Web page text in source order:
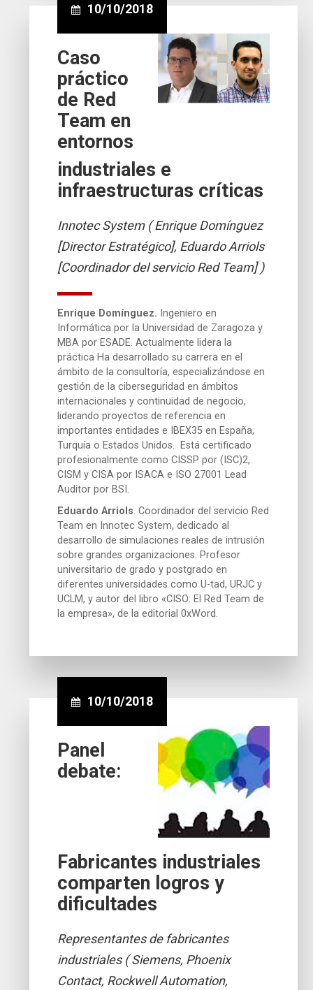
10/10/2018
Caso
práctico
de Red
Team en
entornos
industriales e
infraestructuras críticas
Innotec System ( Enrique Domínguez
[Director Estratégico], Eduardo Arriols
[Coordinador del servicio Red Team] )
Enrique Domínguez. Ingeniero en
Informática por la Universidad de Zaragoza y
MBA por ESADE. Actualmente lidera la
práctica Ha desarrollado su carrera en el
ámbito de la consultoría, especializándose en
gestión de la ciberseguridad en ámbitos
internacionales y continuidad de negocio,
liderando proyectos de referencia en
importantes entidades e IBEX35 en España,
Turquía o Estados Unidos. Está certificado
profesionalmente como CISSP por (ISC)2,
CISM y CISA por ISACA e ISO 27001 Lead
Auditor por BSI.
Eduardo Arriols. Coordinador del servicio Red
Team en Innotec System, dedicado al
desarrollo de simulaciones reales de intrusión
sobre grandes organizaciones. Profesor
universitario de grado y postgrado en
diferentes universidades como U-tad, URJC y
UCLM, y autor del libro «CISO: El Red Team de
la empresa», de la editorial 0xWord.
10/10/2018
Panel
debate:
Fabricantes industriales
comparten logros y
dificultades
Representantes de fabricantes
industriales ( Siemens, Phoenix
Contact, Rockwell Automation,